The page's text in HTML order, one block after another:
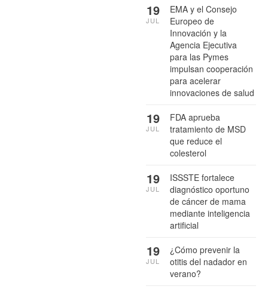
EMA y el Consejo
Europeo de
Innovación y la
Agencia Ejecutiva
para las Pymes
impulsan cooperación
para acelerar
innovaciones de salud
19
JUL
FDA aprueba
tratamiento de MSD
que reduce el
colesterol
19
JUL
ISSSTE fortalece
diagnóstico oportuno
de cáncer de mama
mediante inteligencia
artificial
19
JUL
¿Cómo prevenir la
otitis del nadador en
verano?
19
JUL